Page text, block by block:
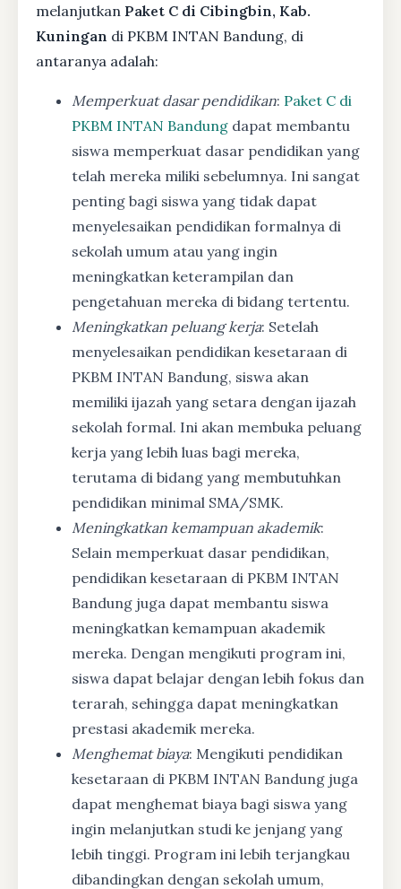
melanjutkan Paket C di Cibingbin, Kab.
Kuningan di PKBM INTAN Bandung, di
antaranya adalah:
Memperkuat dasar pendidikan: Paket C di
PKBM INTAN Bandung dapat membantu
siswa memperkuat dasar pendidikan yang
telah mereka miliki sebelumnya. Ini sangat
penting bagi siswa yang tidak dapat
menyelesaikan pendidikan formalnya di
sekolah umum atau yang ingin
meningkatkan keterampilan dan
pengetahuan mereka di bidang tertentu.
Meningkatkan peluang kerja: Setelah
menyelesaikan pendidikan kesetaraan di
PKBM INTAN Bandung, siswa akan
memiliki ijazah yang setara dengan ijazah
sekolah formal. Ini akan membuka peluang
kerja yang lebih luas bagi mereka,
terutama di bidang yang membutuhkan
pendidikan minimal SMA/SMK.
Meningkatkan kemampuan akademik:
Selain memperkuat dasar pendidikan,
pendidikan kesetaraan di PKBM INTAN
Bandung juga dapat membantu siswa
meningkatkan kemampuan akademik
mereka. Dengan mengikuti program ini,
siswa dapat belajar dengan lebih fokus dan
terarah, sehingga dapat meningkatkan
prestasi akademik mereka.
Menghemat biaya: Mengikuti pendidikan
kesetaraan di PKBM INTAN Bandung juga
dapat menghemat biaya bagi siswa yang
ingin melanjutkan studi ke jenjang yang
lebih tinggi. Program ini lebih terjangkau
dibandingkan dengan sekolah umum,